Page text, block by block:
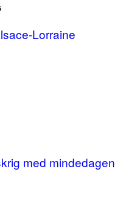
Lorraine
med mindedagen